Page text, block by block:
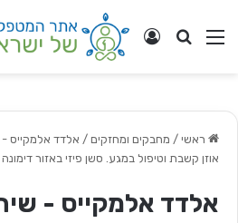
ניווט באתר
חפש התחבר
ראשי / מחבקים ומחזקים / אלדד אלמקייס -
אוזן קשבת וטיפול במגע. סשן פיזי באזור דימונה
אלדד אלמקייס -